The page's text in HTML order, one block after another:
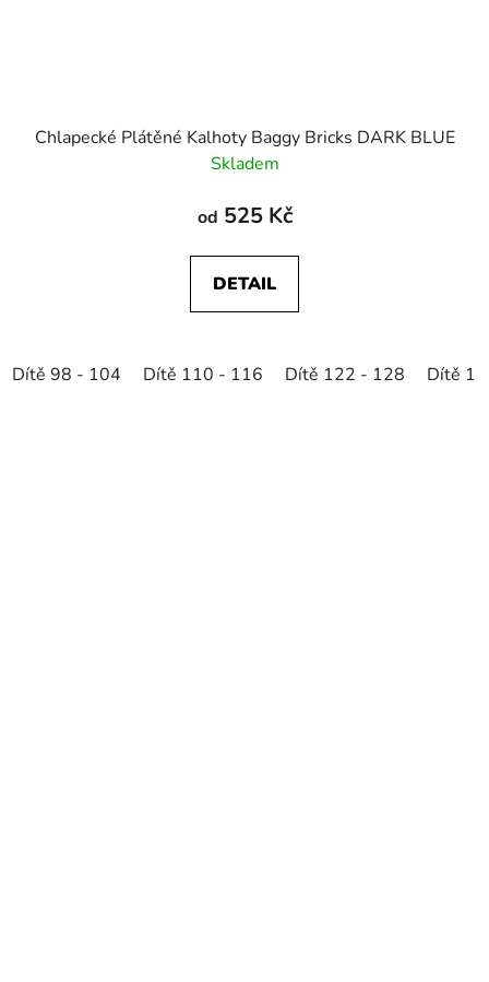
Chlapecké Plátěné Kalhoty Baggy Bricks DARK BLUE
Skladem
od 525 Kč
DETAIL
Dítě 98 - 104 Dítě 110 - 116 Dítě 122 - 128 Dítě